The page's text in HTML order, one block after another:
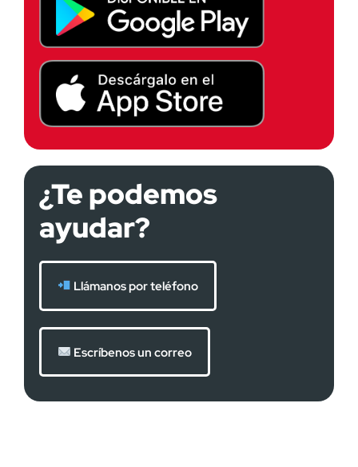
¿Te podemos
ayudar?
Llámanos por teléfono
Escríbenos un correo